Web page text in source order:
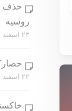
حذف
روسیه
۲۳ اسفند ۱۴۰۰
۲۲ اسفند ۱۴۰۰